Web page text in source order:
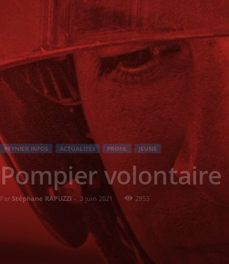
PEYNIER INFOS ACTUALITÉS PROFIL JEUNE
Pompier volontaire
Par Stéphane RAPUZZI - 3 juin 2021 2853